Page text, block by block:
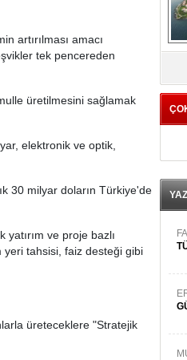
artırılması amacı
tek pencereden
üretilmesini sağlamak
elektronik ve optik,
30 milyar doların Türkiye'de
ve proje bazlı
yeri tahsisi, faiz desteği gibi
üreteceklere "Stratejik